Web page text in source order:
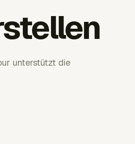
unterstützt die